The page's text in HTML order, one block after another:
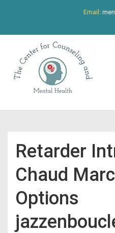
Content
Email:
Navigation
Retarder
Chaud
Options